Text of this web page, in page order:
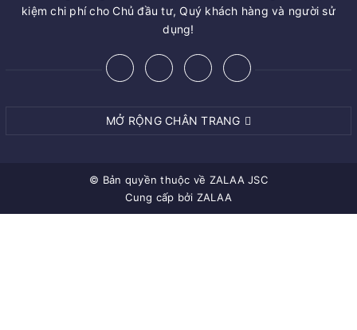
kiệm chi phí cho Chủ đầu tư, Quý khách hàng và người sử
dụng!
MỞ RỘNG CHÂN TRANG
© Bản quyền thuộc về ZALAA JSC
Cung cấp bởi ZALAA